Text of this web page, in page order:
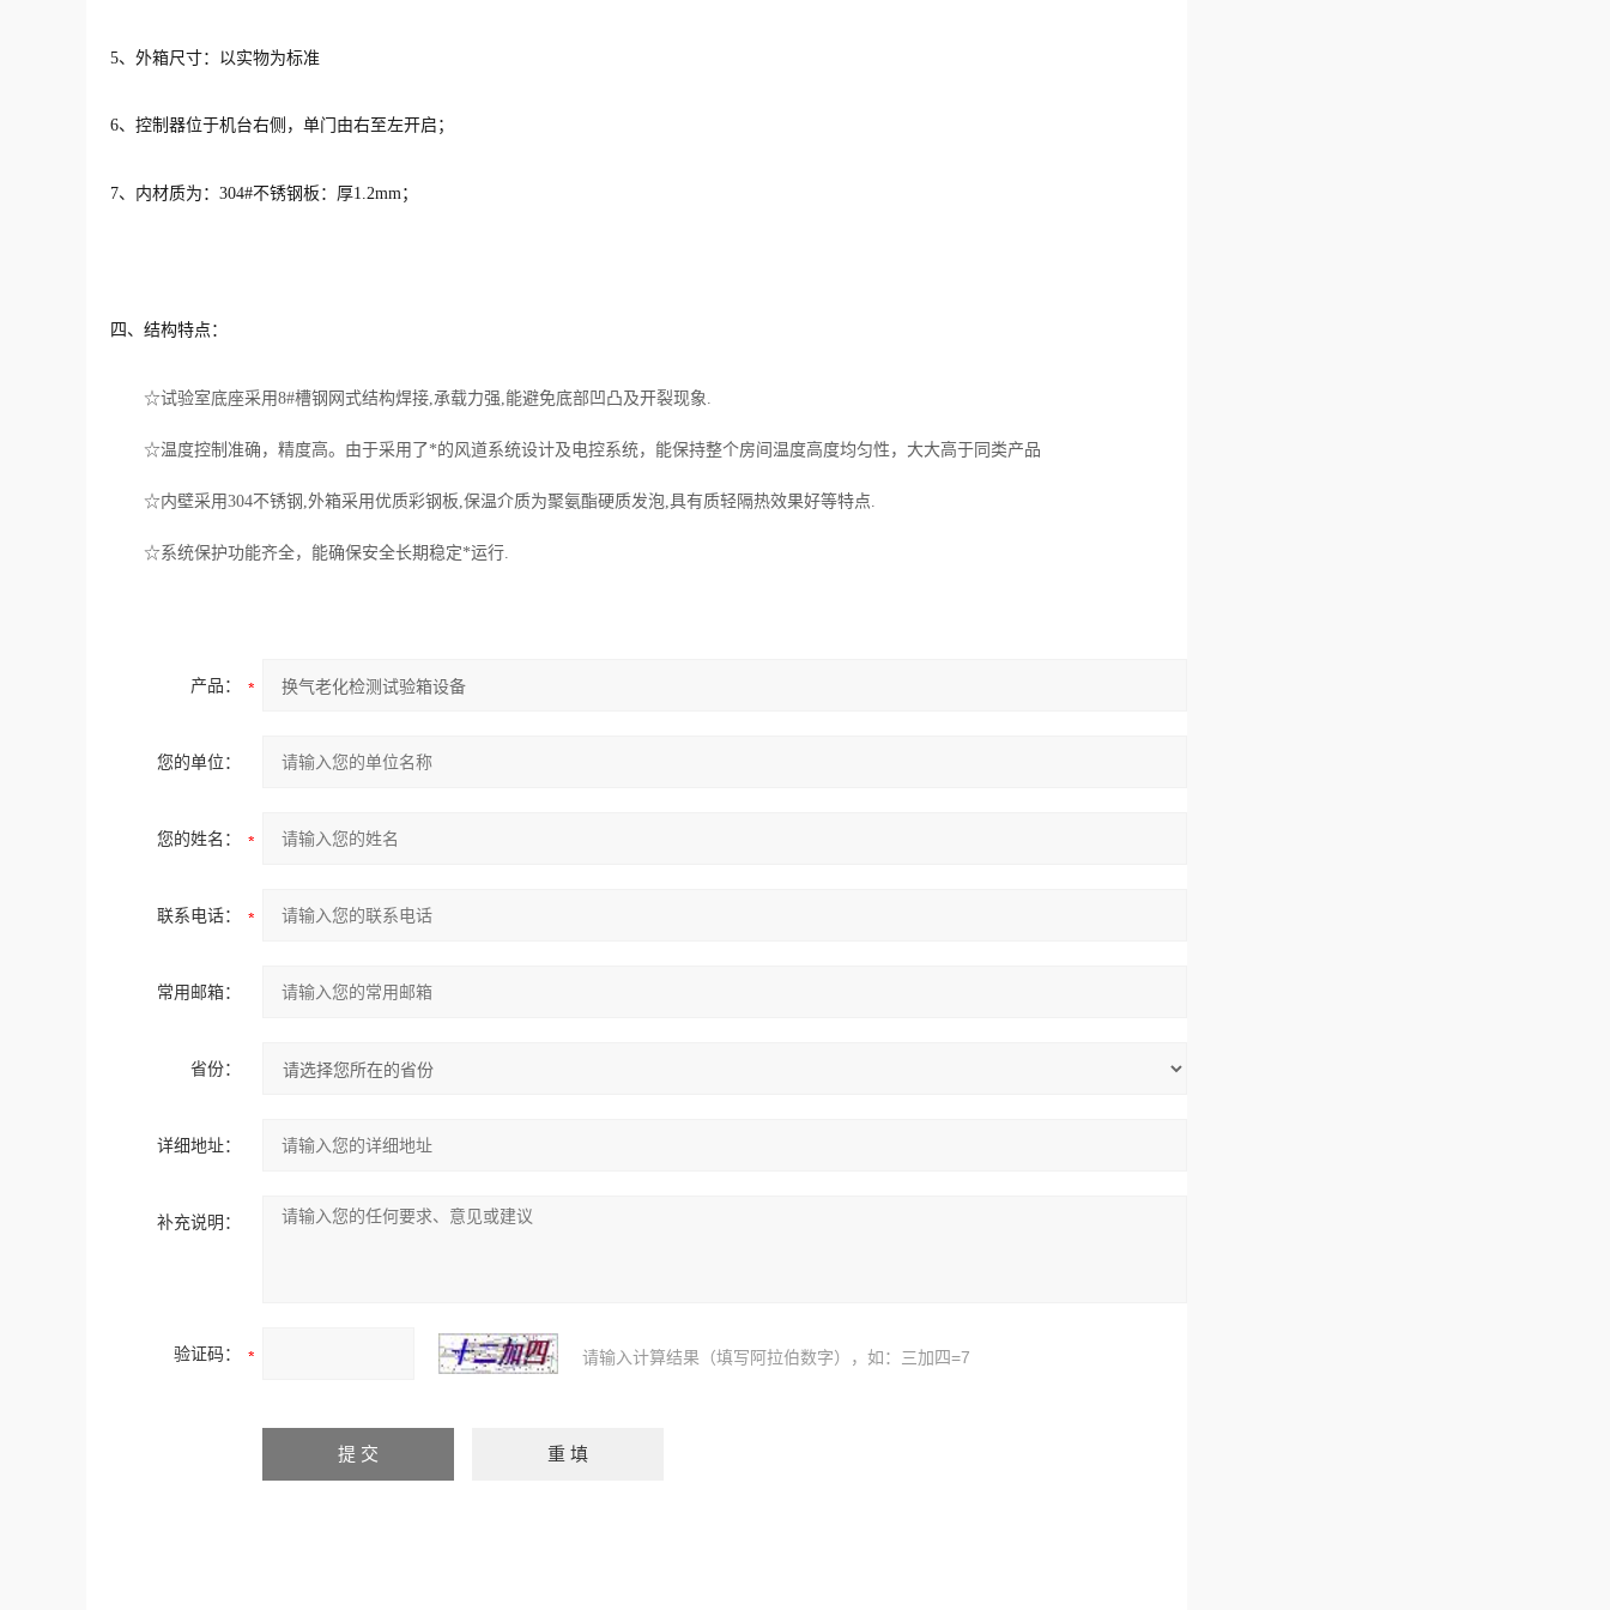
5、外箱尺寸：以实物为标准
6、控制器位于机台右侧，单门由右至左开启；
7、内材质为：304#不锈钢板：厚1.2mm；
四、结构特点：
☆试验室底座采用8#槽钢网式结构焊接,承载力强,能避免底部凹凸及开裂现象.
☆温度控制准确，精度高。由于采用了*的风道系统设计及电控系统，能保持整个房间温度高度均匀性，大大高于同类产品
☆内壁采用304不锈钢,外箱采用优质彩钢板,保温介质为聚氨酯硬质发泡,具有质轻隔热效果好等特点.
☆系统保护功能齐全，能确保安全长期稳定*运行.
产品：
您的单位：
您的姓名：
联系电话：
常用邮箱：
省份：
详细地址：
补充说明：
验证码： 请输入计算结果（填写阿拉伯数字），如：三加四=7